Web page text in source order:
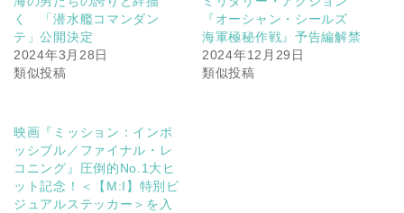
く 「潜水艦コマンダン
テ」公開決定
2024年3月28日
類似投稿
『オーシャン・シールズ
海軍極秘作戦』予告編解禁
2024年12月29日
類似投稿
映画『ミッション：インポ
ッシブル／ファイナル・レ
コニング』圧倒的No.1大ヒ
ット記念！＜【M:I】特別ビ
ジュアルステッカー＞を入